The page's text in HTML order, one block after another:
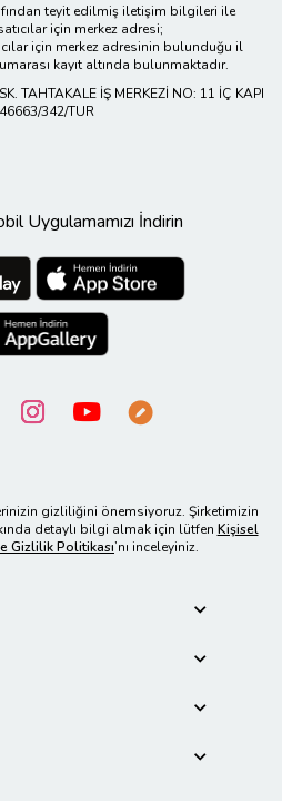
teyit edilmiş iletişim bilgileri ile
için merkez adresi;
için merkez adresinin bulunduğu il
kayıt altında bulunmaktadır.
TAHTAKALE İŞ MERKEZİ NO: 11 İÇ KAPI
342/TUR
Uygulamamızı İndirin
gizliliğini önemsiyoruz. Şirketimizin
detaylı bilgi almak için lütfen Kişisel
Gizlilik Politikası’nı inceleyiniz.